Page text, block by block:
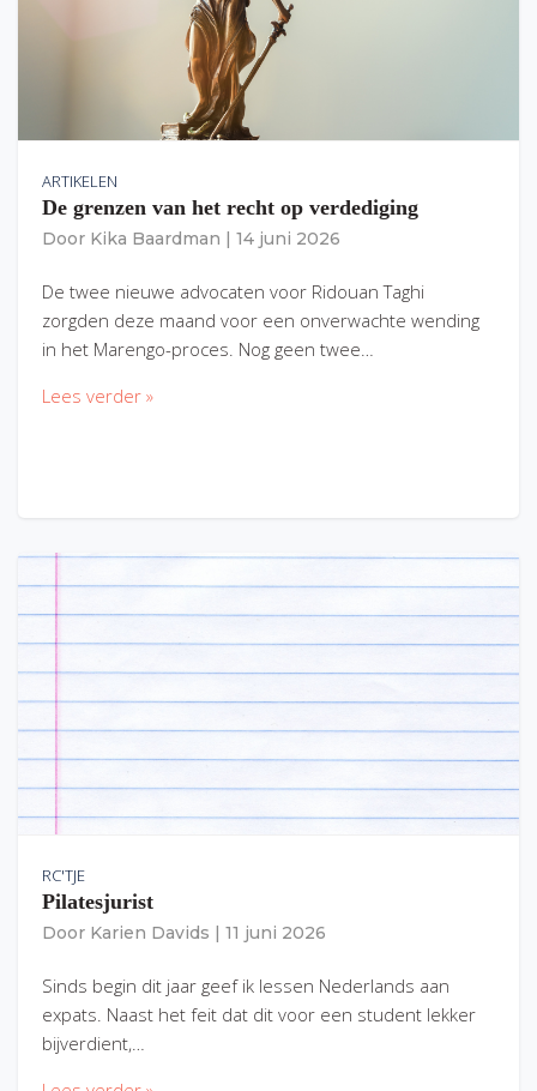
ARTIKELEN
De grenzen van het recht op verdediging
Door Kika Baardman 14 juni 2026
De twee nieuwe advocaten voor Ridouan Taghi
zorgden deze maand voor een onverwachte wending
in het Marengo-proces. Nog geen twee…
Lees verder »
RC'TJE
Pilatesjurist
Door Karien Davids 11 juni 2026
Sinds begin dit jaar geef ik lessen Nederlands aan
expats. Naast het feit dat dit voor een student lekker
bijverdient,…